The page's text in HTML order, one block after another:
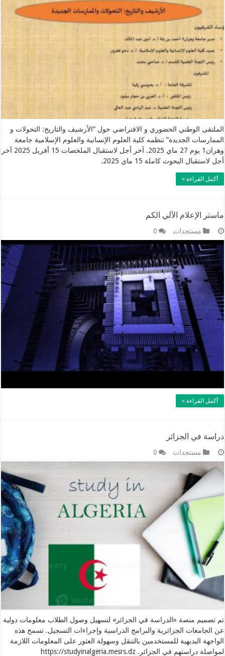
الملتقى الوطني الحضوري و الافتراضي حول “الأرشيف والتاريخ: التحولات و
الممارسات الجديدة” تنظمه كلية العلوم الإنسانية والعلوم الإسلامية جامعة
وهران1 يوم 27 ماي 2025. آخر أجل لاستقبال الملخصات 15 أفريل 2025 آخر
أجل لاستقبال البحوث كاملة 15 ماي 2025.
أكمل القراءة »
ماستر الإعلام الآلي الكم
مستجدات 0
أكمل القراءة »
دراسة في الجزائر
مستجدات 0
تم تصميم منصة «الدراسة في الجزائر» لتسهيل وصول الطلاب معلومات دولية
عن الجامعات الجزائرية والبرامج الدراسية وإجراءات التسجيل. تسمح هذه
الواجهة البديهية للمستخدمين بالتنقل وسهولة العثور على المعلومات اللازمة
لمواصلة دراستهم في الجزائر. https://studyinalgeria.mesrs.dz